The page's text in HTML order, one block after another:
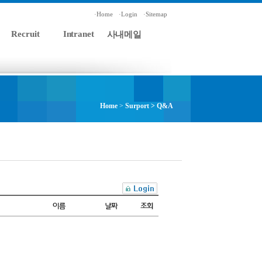
·Home ·Login ·Sitemap
Recruit Intranet 사내메일
Home > Surport > Q&A